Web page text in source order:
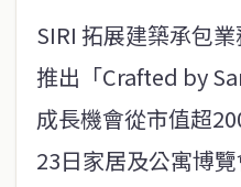
SIRI 拓展建築承包
推出「Crafted by
成長機會從市值超
23日家居及公寓博